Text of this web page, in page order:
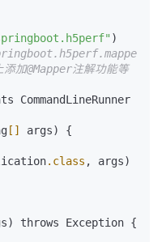
加@Mapper注解功能等
[] args) {
.class , args)
throws Exception {